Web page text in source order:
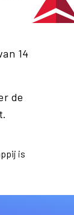
14
de
is